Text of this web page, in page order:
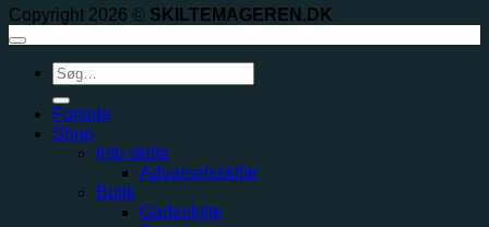
Copyright 2026 © SKILTEMAGEREN.DK
Søg
efter:
Forside
Shop
Info skilte
Advarselsskilte
Butik
Gadeskilte